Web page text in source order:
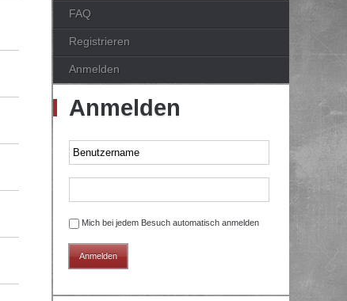
FAQ
Registrieren
Anmelden
Anmelden
Mich bei jedem Besuch automatisch anmelden